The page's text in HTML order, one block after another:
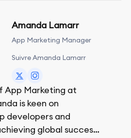
Amanda Lamarr
App Marketing Manager
Suivre Amanda Lamarr
App Marketing at
is keen on
developers and
global success,